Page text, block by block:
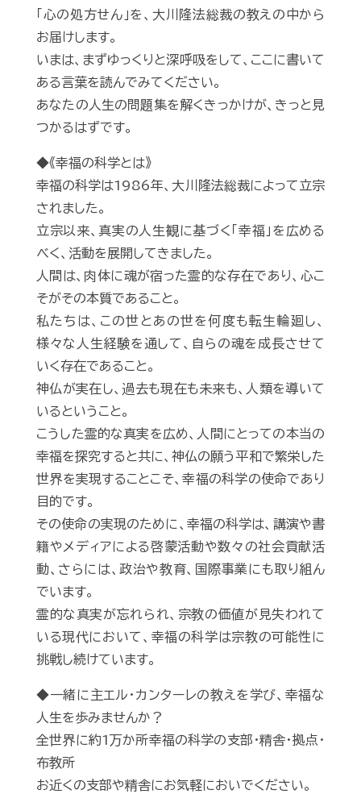
「心の処方せん」を、大川隆法総裁の教えの中から
お届けします。
いまは、まずゆっくりと深呼吸をして、ここに書いて
ある言葉を読んでみてください。
あなたの人生の問題集を解くきっかけが、きっと見
つかるはずです。
◆《幸福の科学とは》
幸福の科学は1986年、大川隆法総裁によって立宗
されました。
立宗以来、真実の人生観に基づく「幸福」を広める
べく、活動を展開してきました。
人間は、肉体に魂が宿った霊的な存在であり、心こ
そがその本質であること。
私たちは、この世とあの世を何度も転生輪廻し、
様々な人生経験を通して、自らの魂を成長させて
いく存在であること。
神仏が実在し、過去も現在も未来も、人類を導いて
いるということ。
こうした霊的な真実を広め、人間にとっての本当の
幸福を探究すると共に、神仏の願う平和で繁栄した
世界を実現することこそ、幸福の科学の使命であり
目的です。
その使命の実現のために、幸福の科学は、講演や書
籍やメディアによる啓蒙活動や数々の社会貢献活
動、さらには、政治や教育、国際事業にも取り組ん
でいます。
霊的な真実が忘れられ、宗教の価値が見失われて
いる現代において、幸福の科学は宗教の可能性に
挑戦し続けています。
◆一緒に主エル・カンターレの教えを学び、幸福な
人生を歩みませんか？
全世界に約1万か所幸福の科学の支部・精舎・拠点・
布教所
お近くの支部や精舎にお気軽においでください。